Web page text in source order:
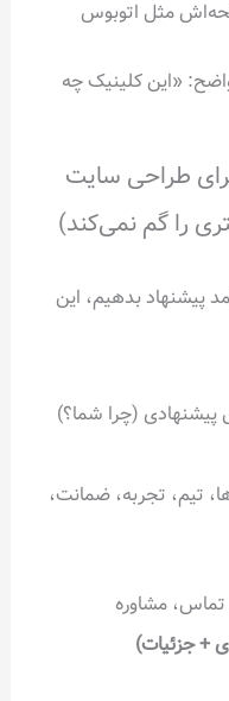
مثل اتوبوس
«این کلینیک چه
طراحی سایت
را گم نمی‌کند)
پیشنهاد بدهیم، این
پیشنهادی (چرا شما؟)
تیم، تجربه، ضمانت،
+ جزئیات)